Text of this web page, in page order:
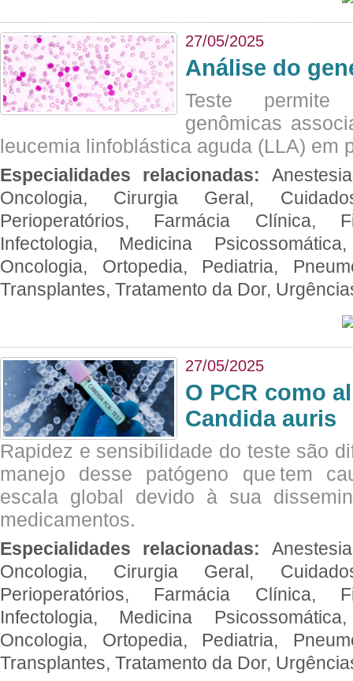
27/05/2025
Análise do
Teste permite
genômicas
leucemia linfoblástica aguda (LLA) em
Especialidades relacionadas:
Oncologia, Cirurgia Geral,
Perioperatórios, Farmácia Clínica,
Infectologia, Medicina
Oncologia, Ortopedia, Pediatria,
Transplantes, Tratamento da Dor,
27/05/2025
O PCR como
Candida auris
Rapidez e sensibilidade do teste são
manejo desse patógeno que tem
escala global devido à sua
medicamentos.
Especialidades relacionadas:
Oncologia, Cirurgia Geral,
Perioperatórios, Farmácia Clínica,
Infectologia, Medicina
Oncologia, Ortopedia, Pediatria,
Transplantes, Tratamento da Dor,